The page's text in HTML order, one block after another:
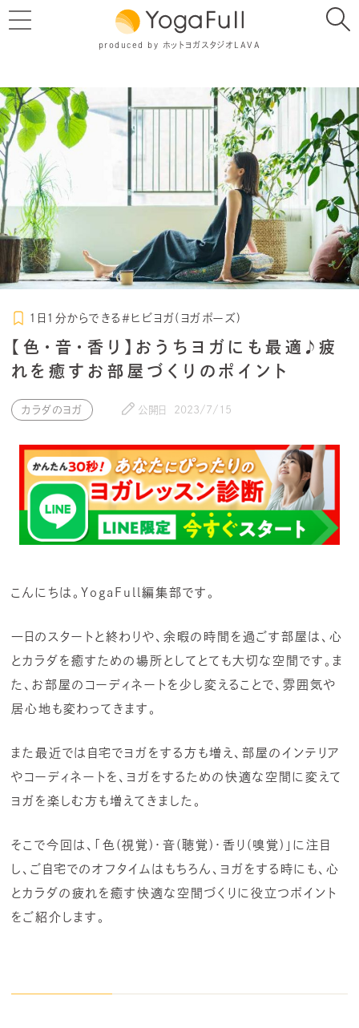
produced by ホットヨガスタジオLAVA
1日1分からできる＃ヒビヨガ(ヨガポーズ)
【色・音・香り】おうちヨガにも最適♪疲
れを癒すお部屋づくりのポイント
カラダのヨガ 公開日 2023/7/15
こんにちは。YogaFull編集部です。
一日のスタートと終わりや、余暇の時間を過ごす部屋は、心
とカラダを癒すための場所としてとても大切な空間です。ま
た、お部屋のコーディネートを少し変えることで、雰囲気や
居心地も変わってきます。
また最近では自宅でヨガをする方も増え、部屋のインテリア
やコーディネートを、ヨガをするための快適な空間に変えて
ヨガを楽しむ方も増えてきました。
そこで今回は、「色(視覚)・音(聴覚)・香り(嗅覚)」に注目
し、ご自宅でのオフタイムはもちろん、ヨガをする時にも、心
とカラダの疲れを癒す快適な空間づくりに役立つポイント
をご紹介します。